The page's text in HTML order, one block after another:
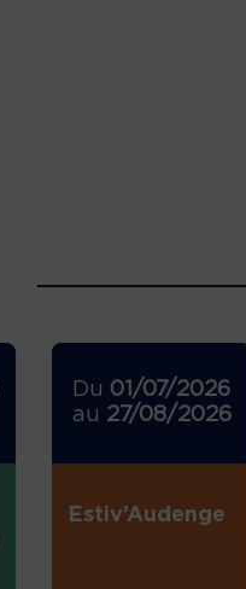
Du 01/07/2026
au 27/08/2026
Estiv’Audenge